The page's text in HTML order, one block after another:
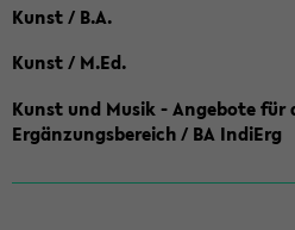
Kunst / B.A.
Kunst / M.Ed.
Kunst und Musik - Angebote für
Ergänzungsbereich / BA IndiErg